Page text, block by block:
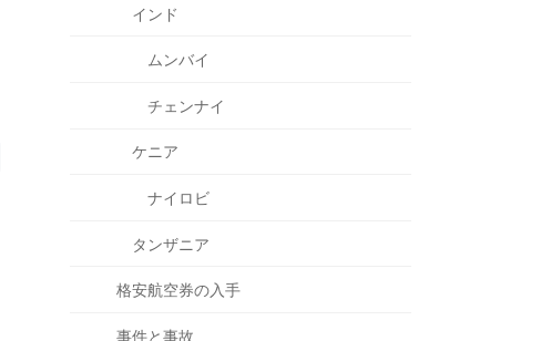
インド
ムンバイ
チェンナイ
ケニア
ナイロビ
タンザニア
格安航空券の入手
事件と事故